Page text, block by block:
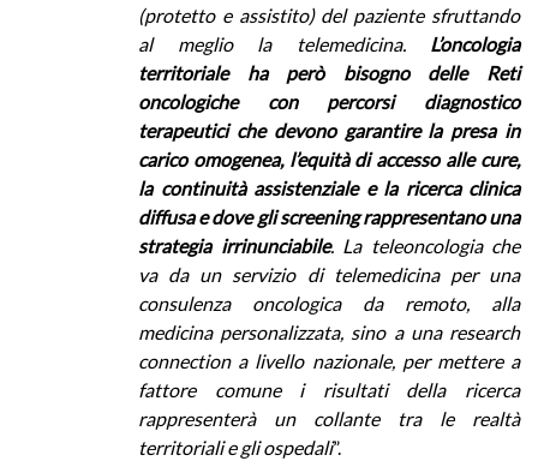
(protetto e assistito) del paziente sfruttando
al meglio la telemedicina. L’oncologia
territoriale ha però bisogno delle Reti
oncologiche con percorsi diagnostico
terapeutici che devono garantire la presa in
carico omogenea, l’equità di accesso alle cure,
la continuità assistenziale e la ricerca clinica
diffusa e dove gli screening rappresentano una
strategia irrinunciabile. La teleoncologia che
va da un servizio di telemedicina per una
consulenza oncologica da remoto, alla
medicina personalizzata, sino a una research
connection a livello nazionale, per mettere a
fattore comune i risultati della ricerca
rappresenterà un collante tra le realtà
territoriali e gli ospedali”.